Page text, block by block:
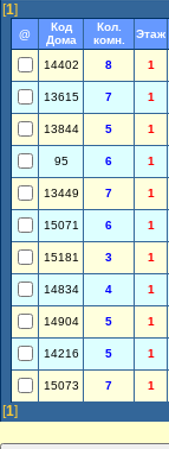
[1]
@
Код
Дома
Кол.
комн.
Этаж
14402 8 1
13615 7 1
13844 5 1
95 6 1
13449 7 1
15071 6 1
15181 3 1
14834 4 1
14904 5 1
14216 5 1
15073 7 1
[1]